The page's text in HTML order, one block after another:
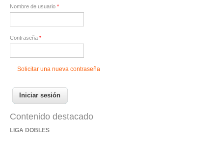
Nombre de usuario *
Contraseña *
Solicitar una nueva contraseña
Contenido destacado
LIGA DOBLES